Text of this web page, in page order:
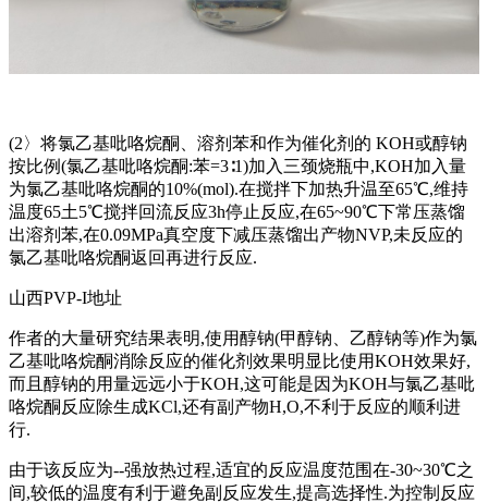
(2〉将氯乙基吡咯烷酮、溶剂苯和作为催化剂的 KOH或醇钠
按比例(氯乙基吡咯烷酮:苯=3∶1)加入三颈烧瓶中,KOH加入量
为氯乙基吡咯烷酮的10%(mol).在搅拌下加热升温至65℃,维持
温度65土5℃搅拌回流反应3h停止反应,在65~90℃下常压蒸馏
出溶剂苯,在0.09MPa真空度下减压蒸馏出产物NVP,未反应的
氯乙基吡咯烷酮返回再进行反应.
山西PVP-I地址
作者的大量研究结果表明,使用醇钠(甲醇钠、乙醇钠等)作为氯
乙基吡咯烷酮消除反应的催化剂效果明显比使用KOH效果好,
而且醇钠的用量远远小于KOH,这可能是因为KOH与氯乙基吡
咯烷酮反应除生成KCl,还有副产物H,O,不利于反应的顺利进
行.
由于该反应为--强放热过程,适宜的反应温度范围在-30~30℃之
间,较低的温度有利于避免副反应发生,提高选择性.为控制反应